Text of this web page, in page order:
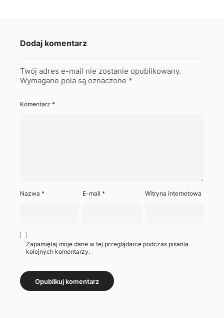
Dodaj komentarz
Twój adres e-mail nie zostanie opublikowany.
Wymagane pola są oznaczone *
Komentarz *
Nazwa * E-mail* Witryna internetowa
Zapamiętaj moje dane w tej przeglądarce podczas pisania
kolejnych komentarzy.